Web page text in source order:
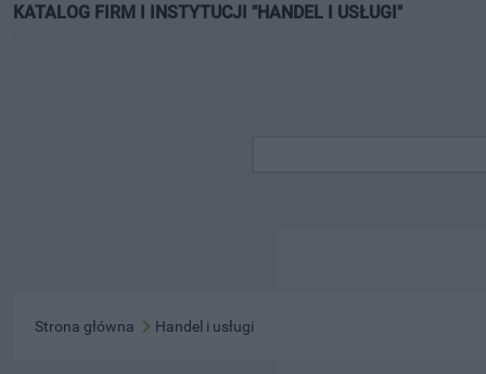
KATALOG FIRM I INSTYTUCJI "HANDEL I USŁUGI"
Strona główna Handel i usługi